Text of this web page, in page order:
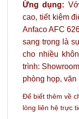
Ứng dụng:
cao, tiết kiệm
Anfaco AFC
sang trọng là
cho nhiều
trình:
phòng họp,
Để biết thêm về
lòng liên hệ trực